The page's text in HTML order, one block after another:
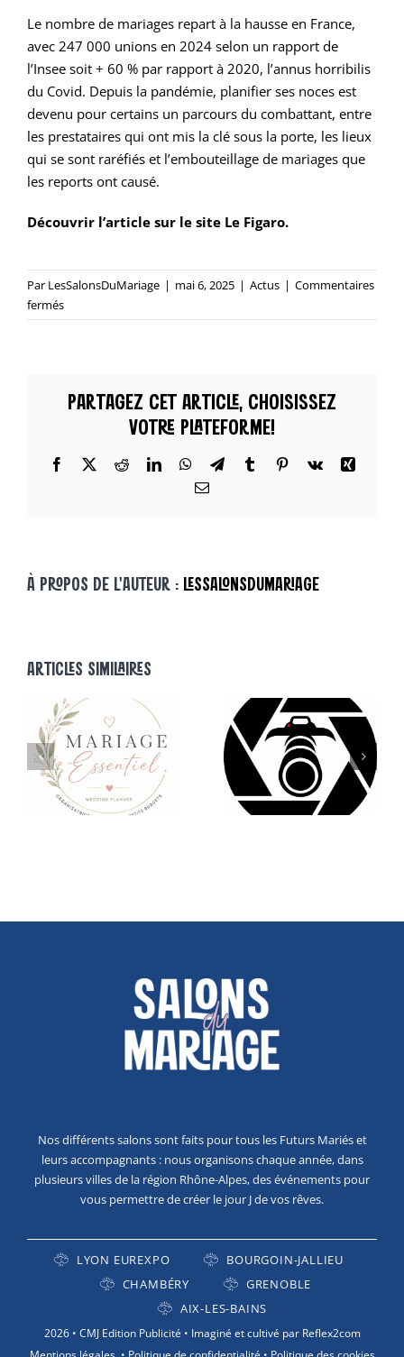
Le nombre de mariages repart à la hausse en France,
avec 247 000 unions en 2024 selon un rapport de
l’Insee soit + 60 % par rapport à 2020, l’annus horribilis
du Covid. Depuis la pandémie, planifier ses noces est
devenu pour certains un parcours du combattant, entre
les prestataires qui ont mis la clé sous la porte, les lieux
qui se sont raréfiés et l’embouteillage de mariages que
les reports ont causé.
Découvrir l’article sur le site Le Figaro.
Par LesSalonsDuMariage | mai 6, 2025 | Actus | Commentaires
ferméssur
Le
Française »
PARTAGEZ CET ARTICLE, CHOISISSEZ
VOTRE PLATEFORME!
Facebook
X RedditLinkedInWhatsApp
TelegramTumblrPinterest
Vk
Xing
Email
À PROPOS DE L'AUTEUR : LESSALONSDUMARIAGE
ARTICLES SIMILAIRES
« NOS
EXPOSANTS ONT
DU TALENT » –
ALEXANDRE
BADOT
« NOS
EXPOSANTS ONT
DU TALENT » –
ROOFTOP52
Nos différents salons sont faits pour tous les Futurs Mariés et
leurs accompagnants : nous organisons chaque année, dans
plusieurs villes de la région Rhône-Alpes, des événements pour
vous permettre de créer le jour J de vos rêves.
LYON EUREXPO
BOURGOIN-JALLIEU
CHAMBÉRY
GRENOBLE
AIX-LES-BAINS
2026 • CMJ Edition Publicité • Imaginé et cultivé par Reflex2com